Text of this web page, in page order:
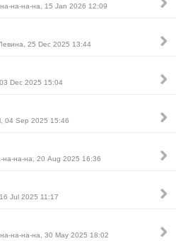
на-на-на, 15 Jan 2026 12:09
25 Dec 2025 13:44
Dec 2025 15:04
04 Sep 2025 15:46
на-на-на, 20 Aug 2025 16:36
Jul 2025 11:17
на-на-на, 30 May 2025 18:02